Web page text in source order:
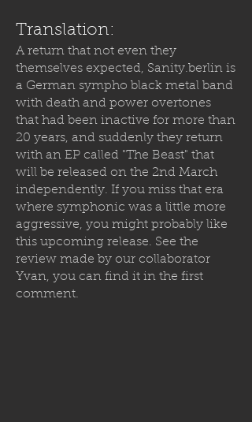
Translation:
A return that not even they
themselves expected, Sanity.berlin is
a German sympho black metal band
with death and power overtones
that had been inactive for more than
20 years, and suddenly they return
with an EP called "The Beast" that
will be released on the 2nd March
independently. If you miss that era
where symphonic was a little more
aggressive, you might probably like
this upcoming release. See the
review made by our collaborator
Yvan, you can find it in the first
comment.